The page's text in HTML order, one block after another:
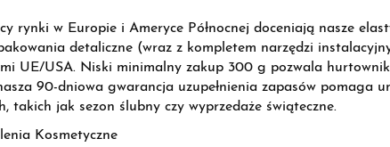
rynki w Europie i Ameryce Północnej doceniają nasze
detaliczne (wraz z kompletem narzędzi
UE/USA. Niski minimalny zakup 300 g pozwala
90-dniowa gwarancja uzupełnienia zapasów pomaga
takich jak sezon ślubny czy wyprzedaże świąteczne.
Kosmetyczne